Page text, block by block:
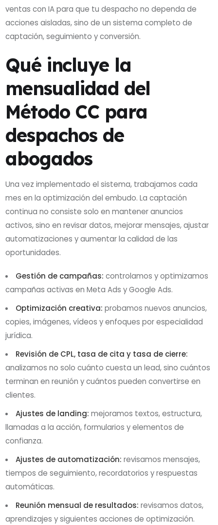
ventas con IA para que tu despacho no dependa de
acciones aisladas, sino de un sistema completo de
captación, seguimiento y conversión.
Qué incluye la
mensualidad del
Método CC para
despachos de
abogados
Una vez implementado el sistema, trabajamos cada
mes en la optimización del embudo. La captación
continua no consiste solo en mantener anuncios
activos, sino en revisar datos, mejorar mensajes, ajustar
automatizaciones y aumentar la calidad de las
oportunidades.
Gestión de campañas: controlamos y optimizamos
campañas activas en Meta Ads y Google Ads.
Optimización creativa: probamos nuevos anuncios,
copies, imágenes, vídeos y enfoques por especialidad
jurídica.
Revisión de CPL, tasa de cita y tasa de cierre:
analizamos no solo cuánto cuesta un lead, sino cuántos
terminan en reunión y cuántos pueden convertirse en
clientes.
Ajustes de landing: mejoramos textos, estructura,
llamadas a la acción, formularios y elementos de
confianza.
Ajustes de automatización: revisamos mensajes,
tiempos de seguimiento, recordatorios y respuestas
automáticas.
Reunión mensual de resultados: revisamos datos,
aprendizajes y siguientes acciones de optimización.